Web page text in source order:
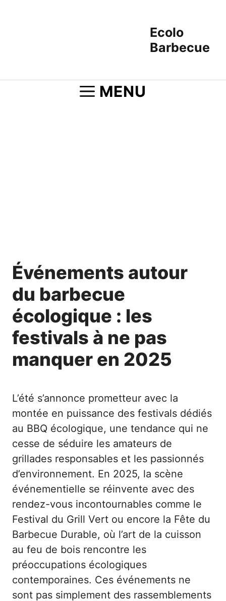
Ecolo
Barbecue
MENU
Événements autour
du barbecue
écologique : les
festivals à ne pas
manquer en 2025
L’été s’annonce prometteur avec la
montée en puissance des festivals dédiés
au BBQ écologique, une tendance qui ne
cesse de séduire les amateurs de
grillades responsables et les passionnés
d’environnement. En 2025, la scène
événementielle se réinvente avec des
rendez-vous incontournables comme le
Festival du Grill Vert ou encore la Fête du
Barbecue Durable, où l’art de la cuisson
au feu de bois rencontre les
préoccupations écologiques
contemporaines. Ces événements ne
sont pas simplement des rassemblements